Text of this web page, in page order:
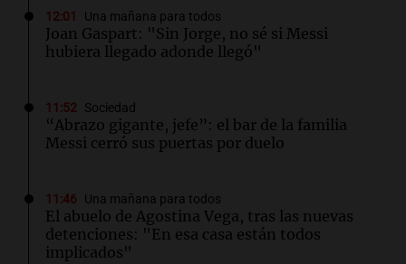
12:01 Una mañana para todos
Joan Gaspart: "Sin Jorge, no sé si Messi
hubiera llegado adonde llegó"
11:52 Sociedad
“Abrazo gigante, jefe”: el bar de la familia
Messi cerró sus puertas por duelo
11:46 Una mañana para todos
El abuelo de Agostina Vega, tras las nuevas
detenciones: "En esa casa están todos
implicados"